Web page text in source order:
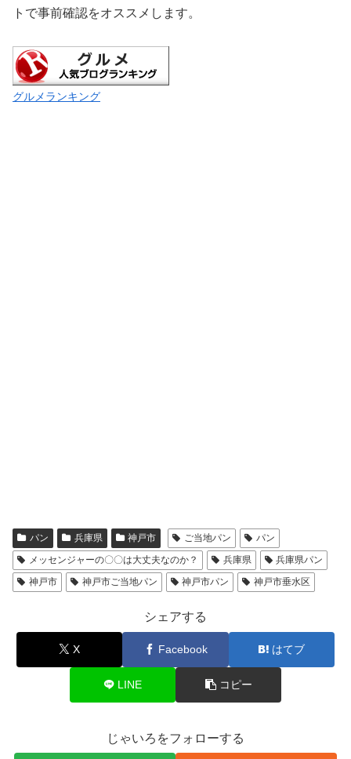
トで事前確認をオススメします。
グルメランキング
パン 兵庫県 神戸市 ご当地パン
パン
メッセンジャーの〇〇は大丈夫なのか？
兵庫県
兵庫県パン
神戸市
神戸市ご当地パン 神戸市パン 神戸市垂水区
シェアする
X Facebook はてブ
LINE コピー
じゃいろをフォローする